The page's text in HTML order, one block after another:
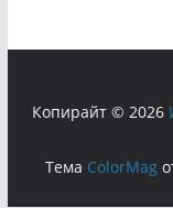
Копирайт © 2026
Тема ColorMag